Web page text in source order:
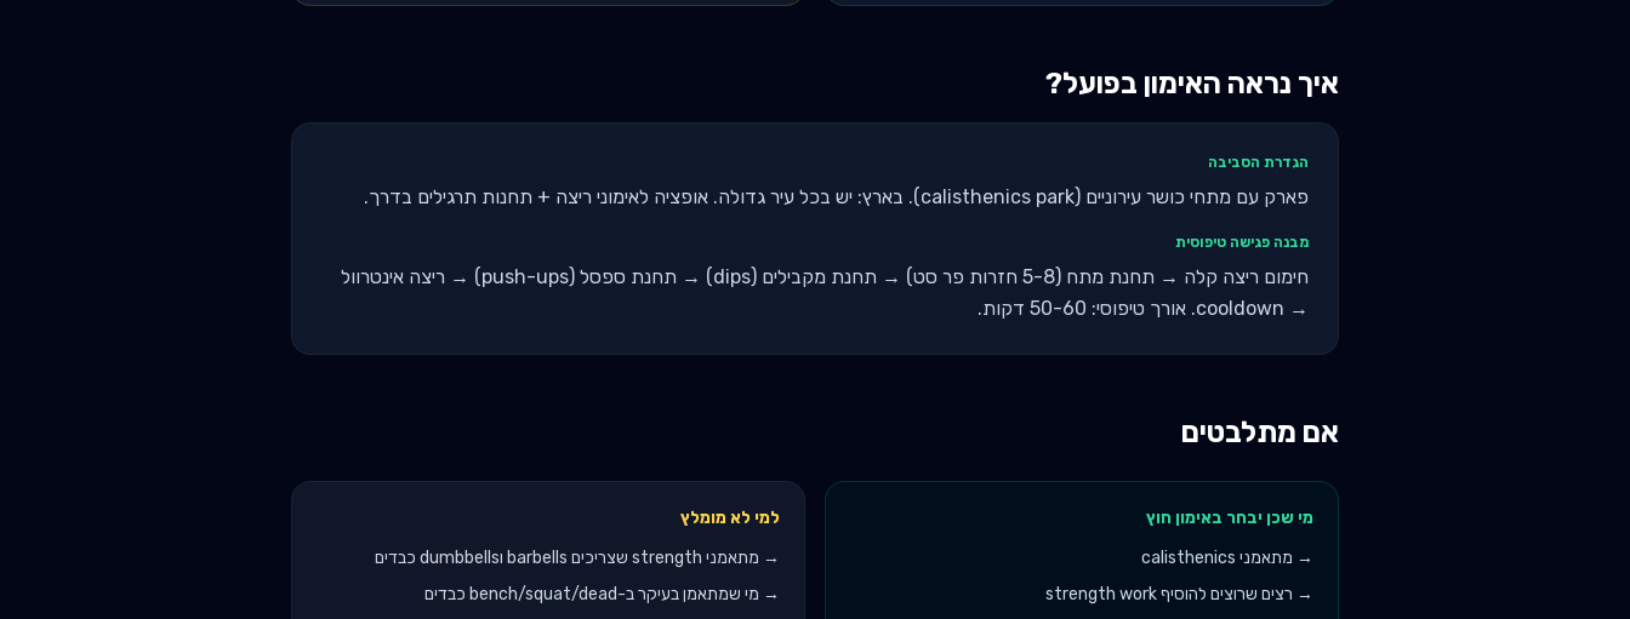
איך נראה האימון בפועל?
הגדרת הסביבה
פארק עם מתחי כושר עירוניים (calisthenics park). בארץ: יש בכל עיר גדולה. אופציה לאימוני ריצה + תחנות תרגילים בדרך.
מבנה פגישה טיפוסית
חימום ריצה קלה → תחנת מתח (5-8 חזרות פר סט) → תחנת מקבילים (dips) → תחנת ספסל (push-ups) → ריצה אינטרוול
→ cooldown. אורך טיפוסי: 50-60 דקות.
אם מתלבטים
מי שכן יבחר באימון חוץ
→ מתאמני calisthenics
→ רצים שרוצים להוסיף strength work
למי לא מומלץ
→ מתאמני strength שצריכים barbells וdumbbells כבדים
→ מי שמתאמן בעיקר ב-bench/squat/dead כבדים